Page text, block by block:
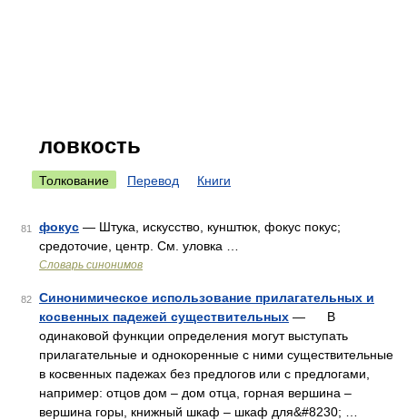
ловкость
Толкование Перевод Книги
81 фокус — Штука, искусство, кунштюк, фокус покус;
средоточие, центр. См. уловка …
Словарь синонимов
82
Синонимическое использование прилагательных и
косвенных падежей существительных — В
одинаковой функции определения могут выступать
прилагательные и однокоренные с ними существительные
в косвенных падежах без предлогов или с предлогами,
например: отцов дом – дом отца, горная вершина –
вершина горы, книжный шкаф – шкаф для&#8230; …